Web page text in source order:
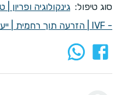
סוג טיפול: גינקולוגיה ופריון
- IVF
הזרעה תוך רחמית